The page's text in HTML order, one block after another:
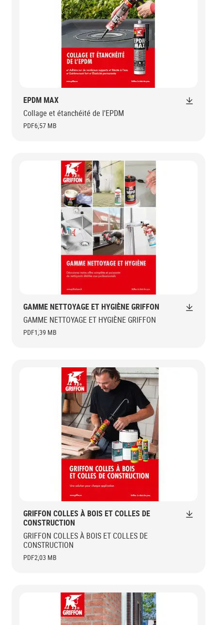
EPDM MAX
Collage et étanchéité de l'EPDM
PDF6,57 MB
GAMME NETTOYAGE ET HYGIÈNE GRIFFON
GAMME NETTOYAGE ET HYGIÈNE GRIFFON
PDF1,39 MB
GRIFFON COLLES À BOIS ET COLLES DE
CONSTRUCTION
GRIFFON COLLES À BOIS ET COLLES DE
CONSTRUCTION
PDF2,03 MB